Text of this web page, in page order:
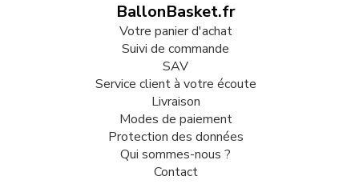
BallonBasket.fr
Votre panier d'achat
Suivi de commande
SAV
Service client à votre écoute
Livraison
Modes de paiement
Protection des données
Qui sommes-nous ?
Contact